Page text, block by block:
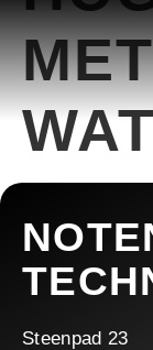
MET
Steenpad 23